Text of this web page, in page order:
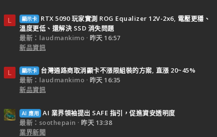
L 顯示卡
RTX 5090 玩家實測 ROG Equalizer 12V-2x6, 電壓更穩、
溫度更低、還解決 SSD 消失問題
最新：laudmankimo
昨天 16:57
新品資訊
L 顯示卡
台灣通路商取消顯卡不漲限組裝的方案, 直漲 20~45%
最新：laudmankimo
昨天 16:35
新品資訊
AI 應用 AI 業界領袖提出 SAFE 指引，促進資安透明度
最新：soothepain
昨天 13:38
業界新聞